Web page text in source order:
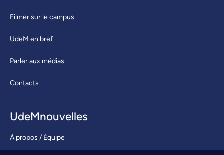
Filmer sur le campus
UdeM en bref
Parler aux médias
Contacts
UdeMnouvelles
À propos / Équipe